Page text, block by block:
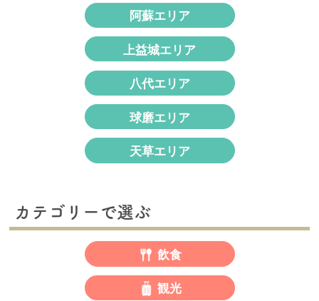
阿蘇エリア
上益城エリア
八代エリア
球磨エリア
天草エリア
カテゴリーで選ぶ
飲食
観光